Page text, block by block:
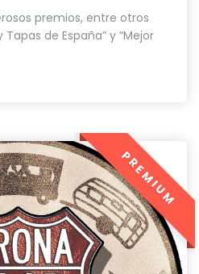
premios, entre otros
de España” y “Mejor
PREMIUM